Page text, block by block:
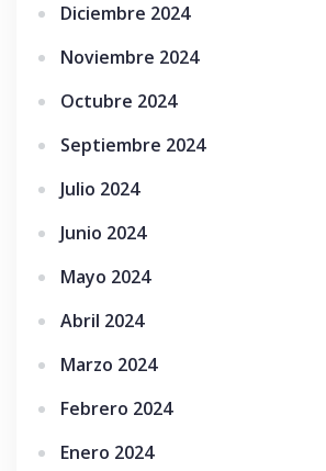
Diciembre 2024
Noviembre 2024
Octubre 2024
Septiembre 2024
Julio 2024
Junio 2024
Mayo 2024
Abril 2024
Marzo 2024
Febrero 2024
Enero 2024